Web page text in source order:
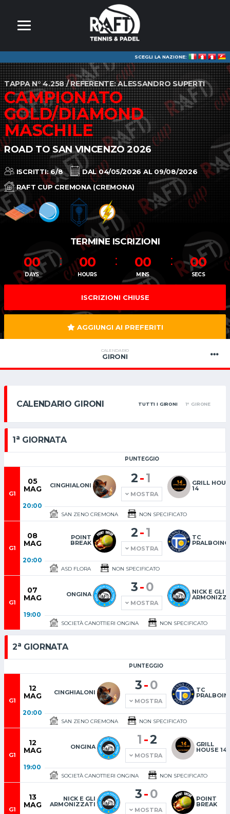
SCEGLI LA NAZIONE:
TAPPA N° 4.258 / REFERENTE: ALESSANDRO SUPERTI
CAMPIONATO
GOLD/DIAMOND
MASCHILE
ROAD TO SAN VINCENZO 2026
ISCRITTI: 6/8
DAL 04/05/2026 AL 09/08/2026
RAFT CUP CREMONA (CREMONA)
TERMINE ISCRIZIONI
00
DAYS
00
HOURS
00
MINS
00
SECS
ISCRIZIONI CHIUSE
AGGIUNGI AI PREFERITI
CALENDARIO
GIRONI
CALENDARIO GIRONI TUTTI I GIRONI 1° GIRONE
1a GIORNATA
PUNTEGGIO
G1
05
MAG
20:00
CINGHIALONI 2-1
MOSTRA
GRILL
14
SAN ZENO CREMONA NON SPECIFICATO
G1
08
MAG
20:00
POINT
BREAK
2-1
MOSTRA
TC
PRALBOINO
ASD FLORA NON SPECIFICATO
G1
07
MAG
19:00
ONGINA 3-0
MOSTRA
NICK E GLI
SOCIETÀ CANOTTIERI ONGINA NON SPECIFICATO
2a GIORNATA
PUNTEGGIO
G1
12
MAG
20:00
CINGHIALONI 3-0
MOSTRA
TC
SAN ZENO CREMONA NON SPECIFICATO
G1
12
MAG
19:00
ONGINA 1 -2
MOSTRA
GRILL
HOUSE 14
SOCIETÀ CANOTTIERI ONGINA NON SPECIFICATO
G1
13
MAG
NICK E GLI
ARMONIZZATI
3-0
MOSTRA
POINT
BREAK